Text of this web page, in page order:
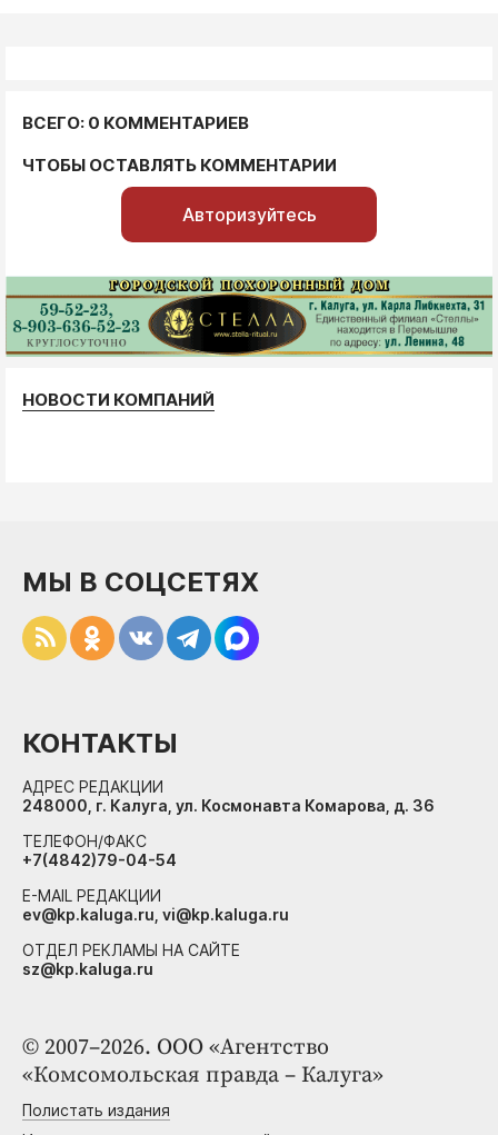
ВСЕГО: 0 КОММЕНТАРИЕВ
ЧТОБЫ ОСТАВЛЯТЬ КОММЕНТАРИИ
Авторизуйтесь
НОВОСТИ КОМПАНИЙ
© 2007–2026. ООО «Агентство
«Комсомольская правда – Калуга»
Полистать издания
МЫ В СОЦСЕТЯХ
КОНТАКТЫ
АДРЕС РЕДАКЦИИ
248000, г. Калуга, ул. Космонавта Комарова, д. 36
ТЕЛЕФОН/ФАКС
+7(4842)79-04-54
E-MAIL РЕДАКЦИИ
ev@kp.kaluga.ru, vi@kp.kaluga.ru
ОТДЕЛ РЕКЛАМЫ НА САЙТЕ
sz@kp.kaluga.ru